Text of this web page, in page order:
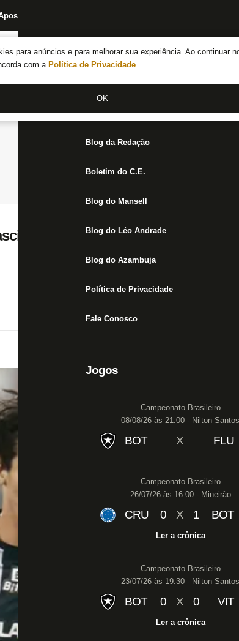
para anúncios e para melhorar sua experiência. Ao continuar
com a Política de Privacidade .
OK
Notícias do Botafogo
Fórum
Jogos
Blog da Redação
Boletim do C.E.
Blog do Mansell
Blog do Léo Andrade
Blog do Azambuja
Política de Privacidade
Fale Conosco
Jogos
Campeonato Brasileiro
08/08/26 às 21:00 - Nilton Santos
BOT X FLU
Campeonato Brasileiro
26/07/26 às 16:00 - Mineirão
CRU 0 X 1 BOT
Ler a crônica
Campeonato Brasileiro
23/07/26 às 19:30 - Nilton Santos
BOT 0 X 0 VIT
Ler a crônica
mostram o que Botafogo